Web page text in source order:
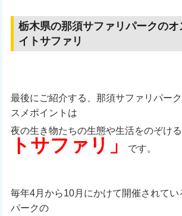
栃木県の那須サファリパーク
イトサファリ
最後にご紹介する、那須サファリパー
スメポイントは
夜の生き物たちの生態や生活をのぞける
トサファリ」
です。
毎年4月から10月にかけて開催されてい
パークの